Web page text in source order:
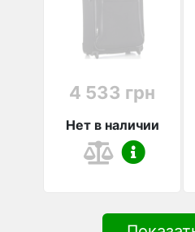
4 533 грн
Нет в наличии